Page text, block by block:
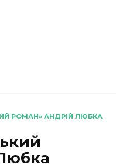
РОМАН» АНДРІЙ ЛЮБКА